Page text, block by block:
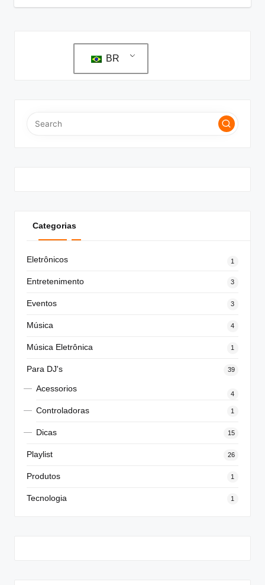
BR
Categorias
Eletrônicos 1
Entretenimento 3
Eventos 3
Música 4
Música Eletrônica 1
Para DJ's 39
Acessorios
4
Controladoras 1
Dicas 15
Playlist 26
Produtos 1
Tecnologia 1